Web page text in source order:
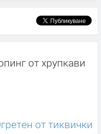
от хрупкави
от тиквички